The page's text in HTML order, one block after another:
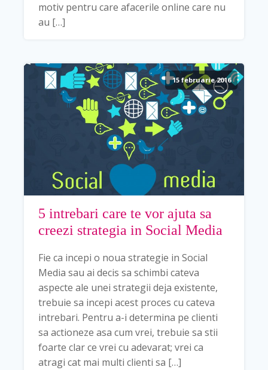
motiv pentru care afacerile online care nu
au […]
15 februarie 2016
5 intrebari care te vor ajuta sa
creezi strategia in Social Media
Fie ca incepi o noua strategie in Social
Media sau ai decis sa schimbi cateva
aspecte ale unei strategii deja existente,
trebuie sa incepi acest proces cu cateva
intrebari. Pentru a-i determina pe clienti
sa actioneze asa cum vrei, trebuie sa stii
foarte clar ce vrei cu adevarat; vrei ca
atragi cat mai multi clienti sa […]